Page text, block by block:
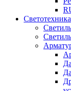
Светотехника